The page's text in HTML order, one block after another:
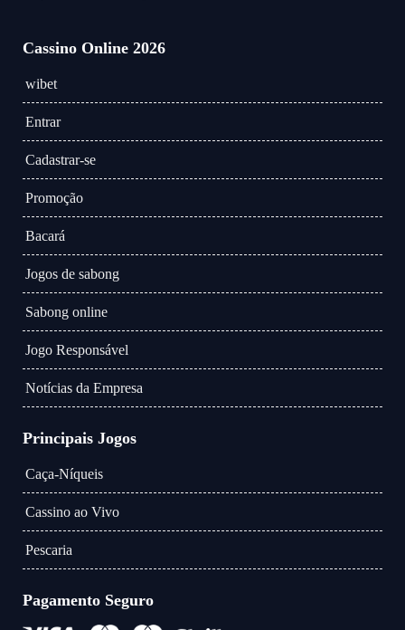
Cassino Online 2026
wibet
Entrar
Cadastrar-se
Promoção
Bacará
Jogos de sabong
Sabong online
Jogo Responsável
Notícias da Empresa
Principais Jogos
Caça-Níqueis
Cassino ao Vivo
Pescaria
Pagamento Seguro